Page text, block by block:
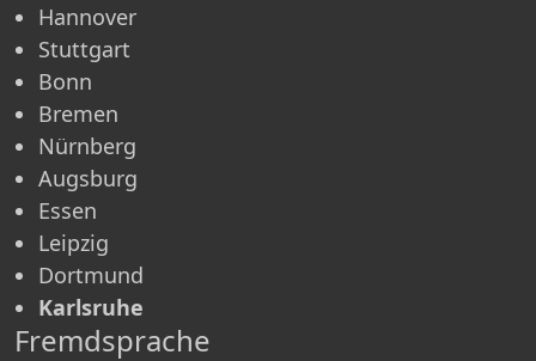
Hannover
Stuttgart
Bonn
Bremen
Nürnberg
Augsburg
Essen
Leipzig
Dortmund
Karlsruhe
Fremdsprache